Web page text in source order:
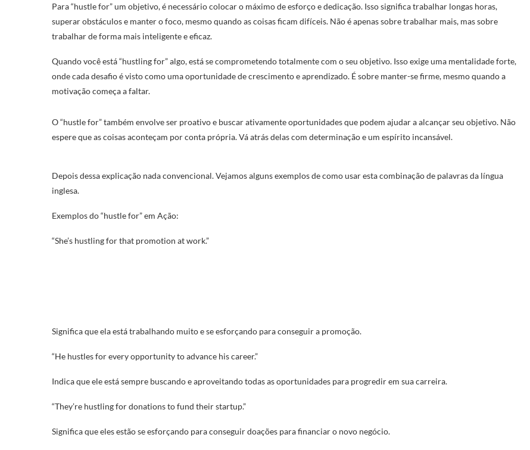
Para “hustle for” um objetivo, é necessário colocar o máximo de esforço e dedicação. Isso significa trabalhar longas horas,
superar obstáculos e manter o foco, mesmo quando as coisas ficam difíceis. Não é apenas sobre trabalhar mais, mas sobre
trabalhar de forma mais inteligente e eficaz.
Quando você está “hustling for” algo, está se comprometendo totalmente com o seu objetivo. Isso exige uma mentalidade forte,
onde cada desafio é visto como uma oportunidade de crescimento e aprendizado. É sobre manter-se firme, mesmo quando a
motivação começa a faltar.
O “hustle for” também envolve ser proativo e buscar ativamente oportunidades que podem ajudar a alcançar seu objetivo. Não
espere que as coisas aconteçam por conta própria. Vá atrás delas com determinação e um espírito incansável.
Depois dessa explicação nada convencional. Vejamos alguns exemplos de como usar esta combinação de palavras da língua
inglesa.
Exemplos do “hustle for” em Ação:
“She’s hustling for that promotion at work.”
Significa que ela está trabalhando muito e se esforçando para conseguir a promoção.
“He hustles for every opportunity to advance his career.”
Indica que ele está sempre buscando e aproveitando todas as oportunidades para progredir em sua carreira.
“They’re hustling for donations to fund their startup.”
Significa que eles estão se esforçando para conseguir doações para financiar o novo negócio.